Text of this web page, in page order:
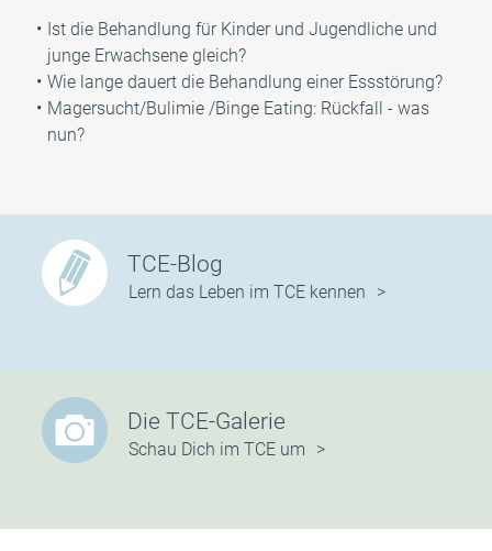
Ist die Behandlung für Kinder und Jugendliche und
junge Erwachsene gleich?
Wie lange dauert die Behandlung einer Essstörung?
Magersucht/Bulimie /Binge Eating: Rückfall - was
nun?
TCE-Blog
Lern das Leben im TCE kennen
Die TCE-Galerie
Schau Dich im TCE um